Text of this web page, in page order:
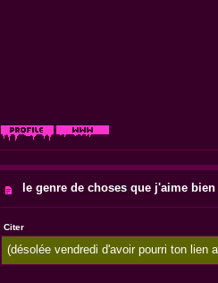
le genre de choses que j'aime bien
Citer
(désolée vendredi d'avoir pourri ton